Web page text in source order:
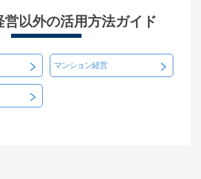
営以外の活用方法ガイド
マンション経営